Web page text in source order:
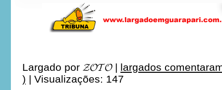
Largado por 𝓩𝓞𝓣𝓞| largados
) | Visualizações: 147